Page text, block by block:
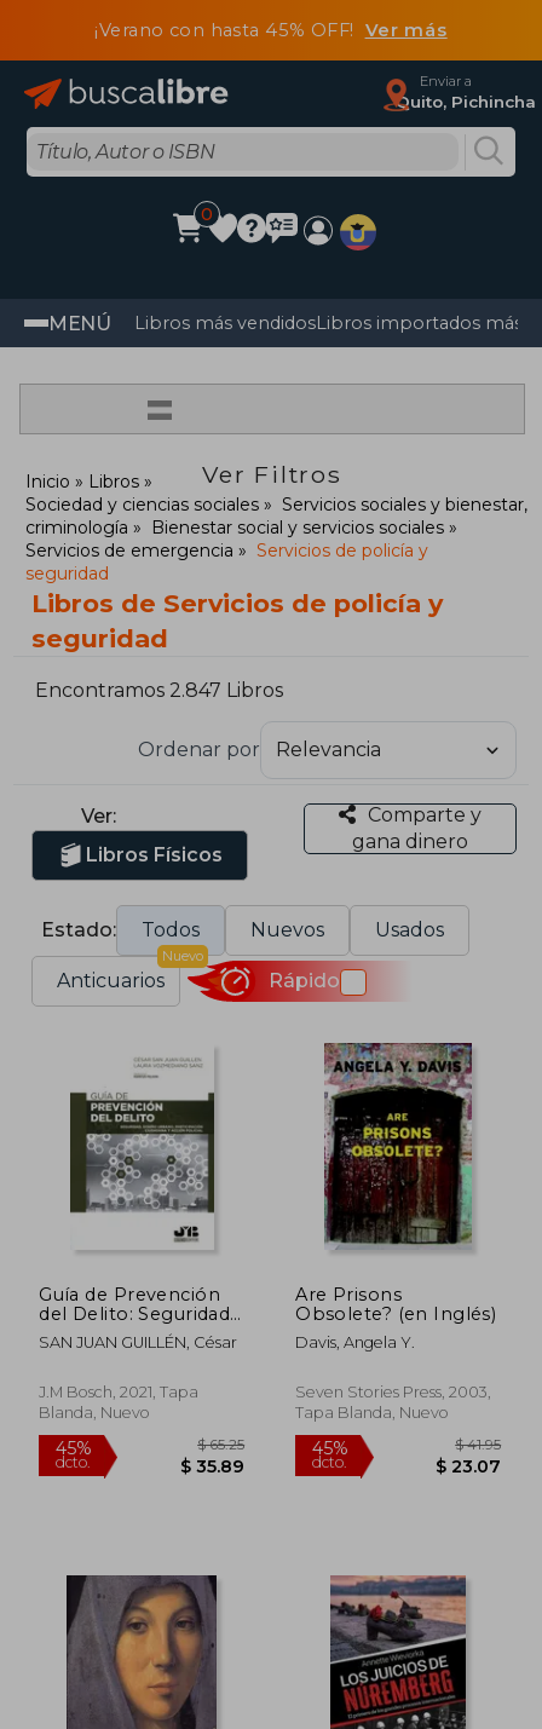
¡Verano con hasta 45% OFF! Ver más
Enviar a
Quito, Pichincha
0
MENÚ Libros más vendidosLibros importados más
=
Ver Filtros
Inicio
Libros
Sociedad y ciencias sociales
Servicios sociales y bienestar,
criminología
Bienestar social y servicios sociales
Servicios de emergencia
Servicios de policía y
seguridad
Libros de Servicios de policía y
seguridad
Encontramos 2.847 Libros
Ordenar por
Ver:
Libros Físicos
Comparte y
gana dinero
Estado: Todos Nuevos Usados
Anticuarios
Nuevo
Rápido
Guía de Prevención
del Delito: Seguridad,
Diseño Urbano,
Participación
Policial
SAN JUAN GUILLÉN, César
J.M Bosch, 2021, Tapa
Blanda, Nuevo
45%
dcto. $ 35.89
Are Prisons
Obsolete? (en Inglés)
Davis, Angela Y.
Seven Stories Press, 2003,
Tapa Blanda, Nuevo
45%
dcto.